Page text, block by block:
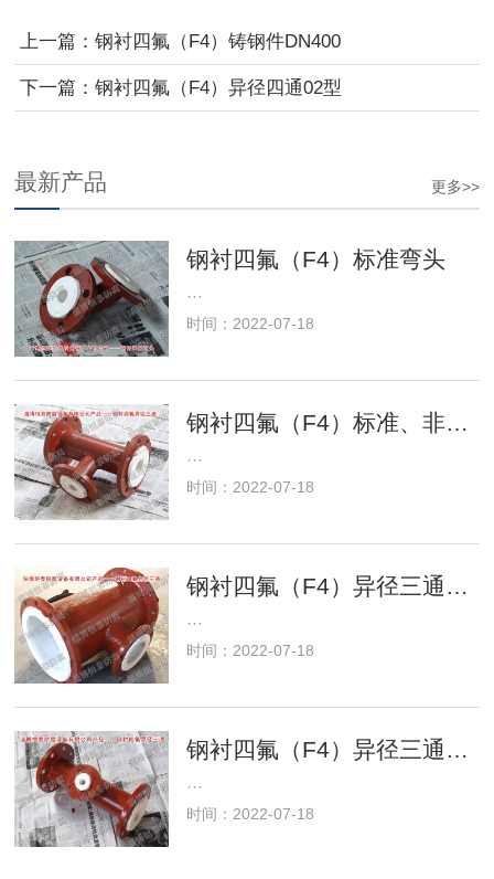
上一篇： 钢衬四氟（F4）铸钢件DN400
下一篇： 钢衬四氟（F4）异径四通02型
更多>>
最新产品
钢衬四氟（F4）标准弯头
···
时间：2022-07-18
钢衬四氟（F4）标准、非标三通
···
时间：2022-07-18
钢衬四氟（F4）异径三通DN200/100
···
时间：2022-07-18
钢衬四氟（F4）异径三通DN100/50
···
时间：2022-07-18